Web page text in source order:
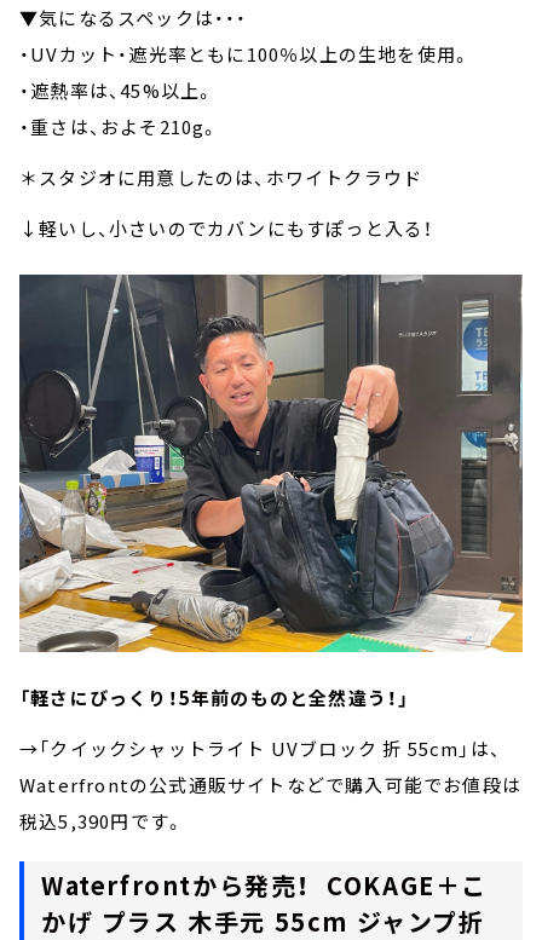
▼気になるスペックは・・・
・UVカット・遮光率ともに100％以上の生地を使用。
・遮熱率は、45%以上。
・重さは、およそ210g。
＊スタジオに用意したのは、ホワイトクラウド
↓軽いし、小さいのでカバンにもすぽっと入る！
「軽さにびっくり！5年前のものと全然違う！」
→「クイックシャットライト UVブロック 折 55cm」は、
Waterfrontの公式通販サイトなどで購入可能でお値段は
税込5,390円です。
Waterfrontから発売！ COKAGE＋こ
かげ プラス 木手元 55cm ジャンプ折